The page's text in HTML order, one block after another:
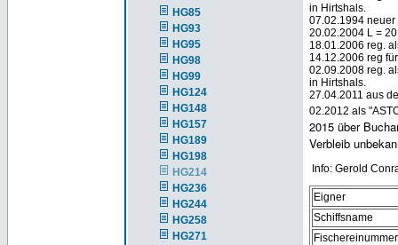
HG85
HG93
HG95
HG98
HG99
HG124
HG148
HG157
HG189
HG198
HG214
HG236
HG244
HG258
HG271
in Hirtshals.
07.02.1994 neuer
20.02.2004 L =
18.01.2006 reg.
14.12.2006 reg
02.09.2008 reg.
in Hirtshals.
27.04.2011 aus
02.2012 als
2015 über
Verbleib
Info: Gerold
Eigner
Schiffsname
Fischereinummer